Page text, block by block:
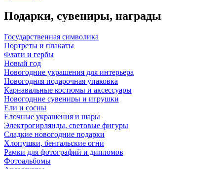
Подарки, сувениры, награды
Государственная символика
Портреты и плакаты
Флаги и гербы
Новый год
Новогодние украшения для интерьера
Новогодняя подарочная упаковка
Карнавальные костюмы и аксессуары
Новогодние сувениры и игрушки
Ели и сосны
Елочные украшения и шары
Электрогирлянды, световые фигуры
Сладкие новогодние подарки
Хлопушки, бенгальские огни
Рамки для фотографий и дипломов
Фотоальбомы